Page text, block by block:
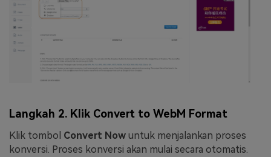
Langkah 2. Klik Convert to WebM Format
Klik tombol Convert Now untuk menjalankan proses
konversi. Proses konversi akan mulai secara otomatis.